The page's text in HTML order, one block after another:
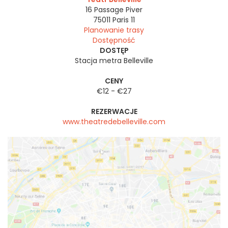
16 Passage Piver
75011 Paris 11
Planowanie trasy
Dostępność
DOSTĘP
Stacja metra Belleville
CENY
€12 - €27
REZERWACJE
www.theatredebelleville.com